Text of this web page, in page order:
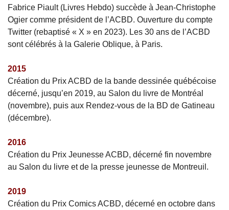
Fabrice Piault (Livres Hebdo) succède à Jean-Christophe
Ogier comme président de l’ACBD. Ouverture du compte
Twitter (rebaptisé « X » en 2023). Les 30 ans de l’ACBD
sont célébrés à la Galerie Oblique, à Paris.
2015
Création du Prix ACBD de la bande dessinée québécoise
décerné, jusqu’en 2019, au Salon du livre de Montréal
(novembre), puis aux Rendez-vous de la BD de Gatineau
(décembre).
2016
Création du Prix Jeunesse ACBD, décerné fin novembre
au Salon du livre et de la presse jeunesse de Montreuil.
2019
Création du Prix Comics ACBD, décerné en octobre dans